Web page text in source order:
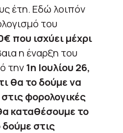
έτη. Εδώ λοιπόν
του
που ισχύει μέχρι
η έναρξη του
την1η Ιουλίου 26,
θα το δούμε να
φορολογικές
καταθέσουμε το
στις